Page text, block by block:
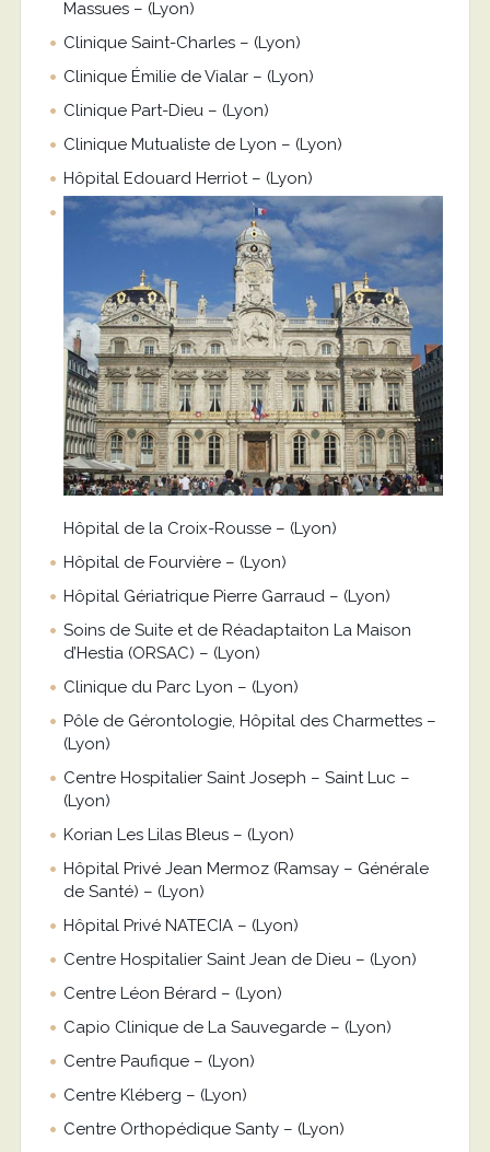
Massues – (Lyon)
Clinique Saint-Charles – (Lyon)
Clinique Émilie de Vialar – (Lyon)
Clinique Part-Dieu – (Lyon)
Clinique Mutualiste de Lyon – (Lyon)
Hôpital Edouard Herriot – (Lyon)
Hôpital de la Croix-Rousse – (Lyon)
Hôpital de Fourvière – (Lyon)
Hôpital Gériatrique Pierre Garraud – (Lyon)
Soins de Suite et de Réadaptaiton La Maison
d’Hestia (ORSAC) – (Lyon)
Clinique du Parc Lyon – (Lyon)
Pôle de Gérontologie, Hôpital des Charmettes –
(Lyon)
Centre Hospitalier Saint Joseph – Saint Luc –
(Lyon)
Korian Les Lilas Bleus – (Lyon)
Hôpital Privé Jean Mermoz (Ramsay – Générale
de Santé) – (Lyon)
Hôpital Privé NATECIA – (Lyon)
Centre Hospitalier Saint Jean de Dieu – (Lyon)
Centre Léon Bérard – (Lyon)
Capio Clinique de La Sauvegarde – (Lyon)
Centre Paufique – (Lyon)
Centre Kléberg – (Lyon)
Centre Orthopédique Santy – (Lyon)